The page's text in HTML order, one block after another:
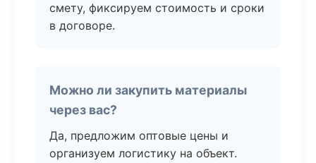
смету, фиксируем стоимость и сроки
в договоре.
Можно ли закупить материалы
через вас?
Да, предложим оптовые цены и
организуем логистику на объект.